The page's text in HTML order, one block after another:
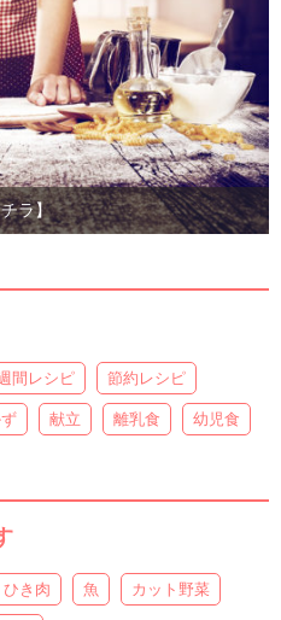
ラ】
間レシピ 節約レシピ
献立 離乳食 幼児食
ひき肉 魚 カット野菜